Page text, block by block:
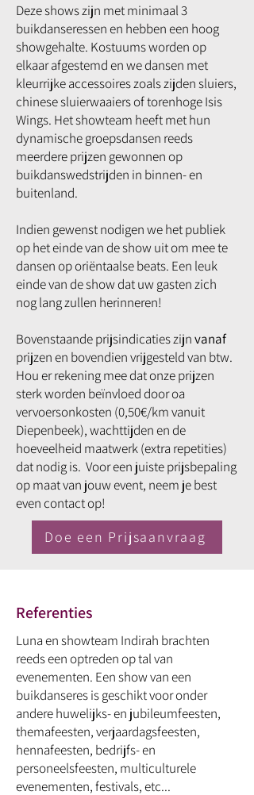
Deze shows zijn met minimaal 3
buikdanseressen en hebben een hoog
showgehalte. Kostuums worden op
elkaar afgestemd en we dansen met
kleurrijke accessoires zoals zijden sluiers,
chinese sluierwaaiers of torenhoge Isis
Wings. Het showteam heeft met hun
dynamische groepsdansen reeds
meerdere prijzen gewonnen op
buikdanswedstrijden in binnen- en
buitenland.
Indien gewenst nodigen we het publiek
op het einde van de show uit om mee te
dansen op oriëntaalse beats. Een leuk
einde van de show dat uw gasten zich
nog lang zullen herinneren!
Bovenstaande prijsindicaties zijnvanaf
prijzen en bovendien vrijgesteld van btw.
Hou er rekening mee dat onze prijzen
sterk worden beïnvloed door oa
vervoersonkosten (0,50€/km vanuit
Diepenbeek), wachttijden en de
hoeveelheid maatwerk (extra repetities)
dat nodig is. Voor een juiste prijsbepaling
op maat van jouw event, neem je best
even contact op!
Doe een Prijsaanvraag
Referenties
Luna en showteam Indirah brachten
reeds een optreden op tal van
evenementen. Een show van een
buikdanseres is geschikt voor onder
andere huwelijks- en jubileumfeesten,
themafeesten, verjaardagsfeesten,
hennafeesten, bedrijfs- en
personeelsfeesten, multiculturele
evenementen, festivals, etc...